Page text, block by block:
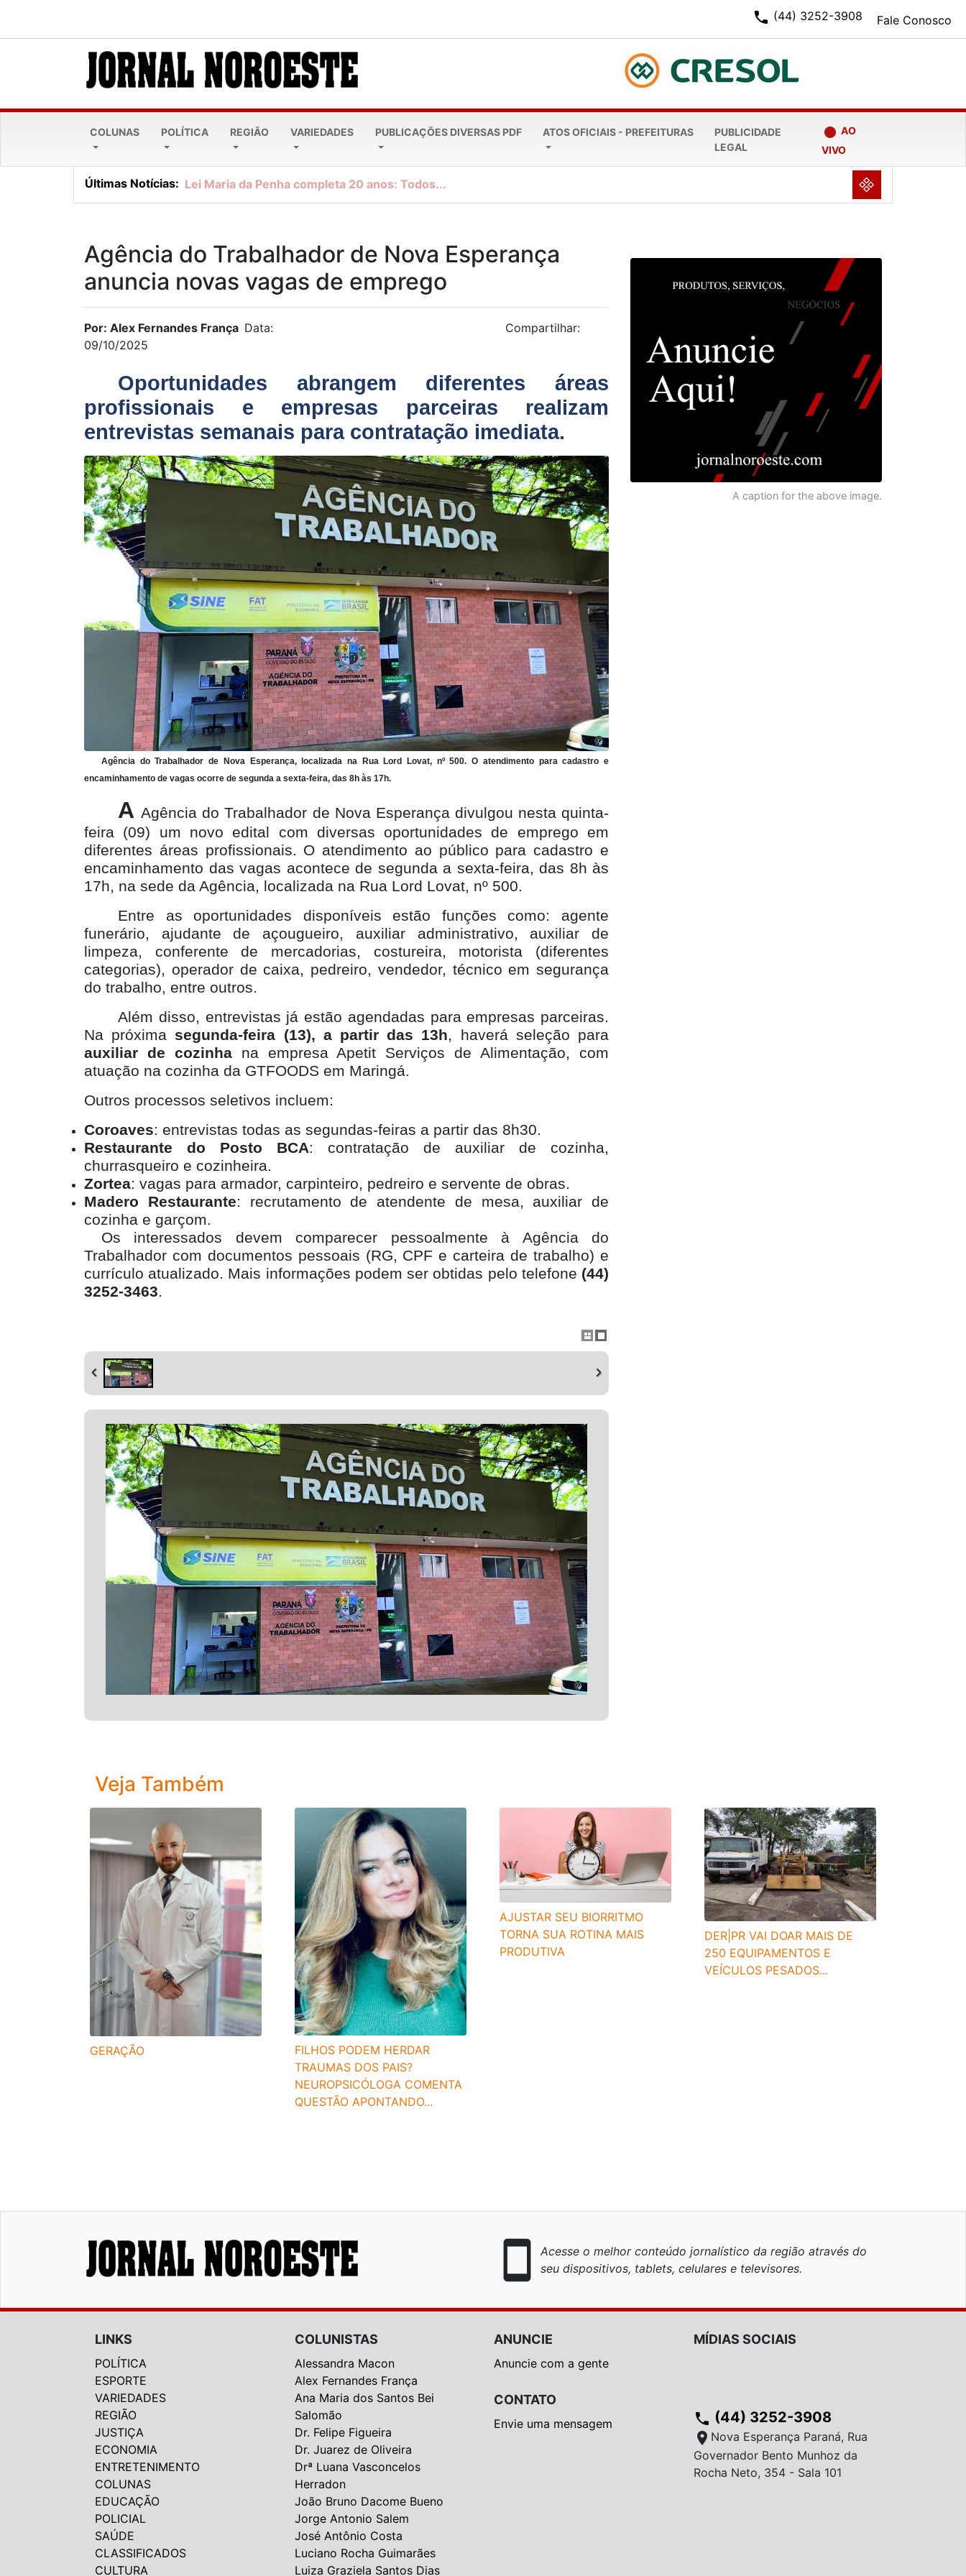
Fale Conosco
phone (44) 3252-3908
COLUNAS POLÍTICA REGIÃO VARIEDADES PUBLICAÇÕES DIVERSAS PDF ATOS OFICIAIS - PREFEITURAS
PUBLICIDADE
LEGAL
fiber_manual_record AO
VIVO
Últimas Notícias: Lei Maria da Penha completa 20 anos: Todos... NULL
Agência do Trabalhador de Nova Esperança
anuncia novas vagas de emprego
Por: Alex Fernandes França Data:
09/10/2025
Compartilhar:
Oportunidades abrangem diferentes áreas
profissionais e empresas parceiras realizam
entrevistas semanais para contratação imediata.
Agência do Trabalhador de Nova Esperança, localizada na Rua Lord Lovat, nº 500. O atendimento para cadastro e
encaminhamento de vagas ocorre de segunda a sexta-feira, das 8h às 17h.
AAgência do Trabalhador de Nova Esperança divulgou nesta quinta-
feira (09) um novo edital com diversas oportunidades de emprego em
diferentes áreas profissionais. O atendimento ao público para cadastro e
encaminhamento das vagas acontece de segunda a sexta-feira, das 8h às
17h, na sede da Agência, localizada na Rua Lord Lovat, nº 500.
Entre as oportunidades disponíveis estão funções como: agente
funerário, ajudante de açougueiro, auxiliar administrativo, auxiliar de
limpeza, conferente de mercadorias, costureira, motorista (diferentes
categorias), operador de caixa, pedreiro, vendedor, técnico em segurança
do trabalho, entre outros.
Além disso, entrevistas já estão agendadas para empresas parceiras.
Na próxima segunda-feira (13), a partir das 13h, haverá seleção para
auxiliar de cozinhana empresa Apetit Serviços de Alimentação, com
atuação na cozinha da GTFOODS em Maringá.
Outros processos seletivos incluem:
Coroaves: entrevistas todas as segundas-feiras a partir das 8h30.
Restaurante do Posto BCA: contratação de auxiliar de cozinha,
churrasqueiro e cozinheira.
Zortea: vagas para armador, carpinteiro, pedreiro e servente de obras.
Madero Restaurante: recrutamento de atendente de mesa, auxiliar de
cozinha e garçom.
Os interessados devem comparecer pessoalmente à Agência do
Trabalhador com documentos pessoais (RG, CPF e carteira de trabalho) e
currículo atualizado. Mais informações podem ser obtidas pelo telefone (44)
3252-3463.
A caption for the above image.
Veja Também
GERAÇÃO
FILHOS PODEM HERDAR
TRAUMAS DOS PAIS?
NEUROPSICÓLOGA COMENTA
QUESTÃO APONTANDO...
AJUSTAR SEU BIORRITMO
TORNA SUA ROTINA MAIS
PRODUTIVA
DER|PR VAI DOAR MAIS DE
250 EQUIPAMENTOS E
VEÍCULOS PESADOS...
smartphone
Acesse o melhor conteúdo jornalístico da região através do
seu dispositivos, tablets, celulares e televisores.
LINKS
POLÍTICA
ESPORTE
VARIEDADES
REGIÃO
JUSTIÇA
ECONOMIA
ENTRETENIMENTO
COLUNAS
EDUCAÇÃO
POLICIAL
SAÚDE
CLASSIFICADOS
CULTURA
COLUNISTAS
Alessandra Macon
Alex Fernandes França
Ana Maria dos Santos Bei
Salomão
Dr. Felipe Figueira
Dr. Juarez de Oliveira
Drª Luana Vasconcelos
Herradon
João Bruno Dacome Bueno
Jorge Antonio Salem
José Antônio Costa
Luciano Rocha Guimarães
Luiza Graziela Santos Dias
ANUNCIE
Anuncie com a gente
CONTATO
Envie uma mensagem
MÍDIAS SOCIAIS
phone (44) 3252-3908
location_on Nova Esperança Paraná, Rua
Governador Bento Munhoz da
Rocha Neto, 354 - Sala 101